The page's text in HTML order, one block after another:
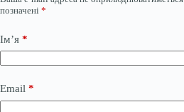
позначені *
Ім’я *
Email *